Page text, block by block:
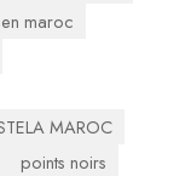
maroc
MAROC
points noirs